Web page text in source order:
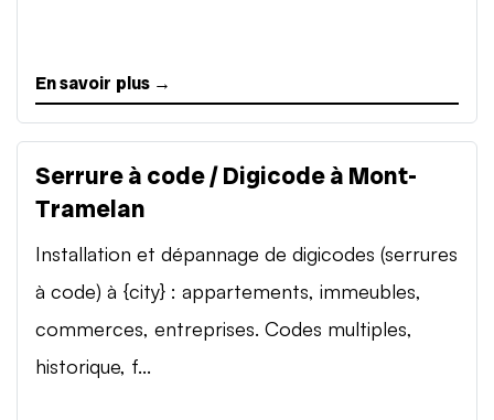
En savoir plus →
Serrure à code / Digicode à Mont-
Tramelan
Installation et dépannage de digicodes (serrures
à code) à {city} : appartements, immeubles,
commerces, entreprises. Codes multiples,
historique, f...